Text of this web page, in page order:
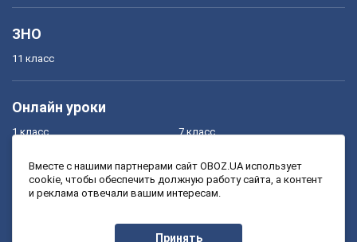
ЗНО
11 класс
Онлайн уроки
1 класс
3 класс
7 класс
9 класс
Вместе с нашими партнерами сайт OBOZ.UA использует
cookie, чтобы обеспечить должную работу сайта, а контент
и реклама отвечали вашим интересам.
Принять